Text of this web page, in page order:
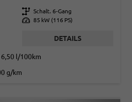
Getriebe Schalt. 6-Gang
Leistung 85 kW (116 PS)
DETAILS
6,50 l/100km
g/km